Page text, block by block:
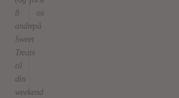
8
andre
Sweet
Treats
til
din
weekend)
os
på